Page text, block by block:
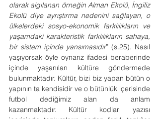
olarak algılanan örneğin Alman Ekolü, İngiliz
Ekolü diye ayrıştırma nedenini sağlayan, o
ülkelerdeki sosyo-ekonomik farklılıkların ve
yaşamdaki karakteristik farklılıkların sahaya,
bir sistem içinde yansımasıdır” (s.25). Nasıl
yaşıyorsak öyle oynarız ifadesi beraberinde
içinde yaşanılan kültüre göndermede
bulunmaktadır. Kültür, bizi biz yapan bütün o
yapının ta kendisidir ve o bütünlük içerisinde
futbol dediğimiz alan da anlam
kazanmaktadır. Kültür kodları yazısı